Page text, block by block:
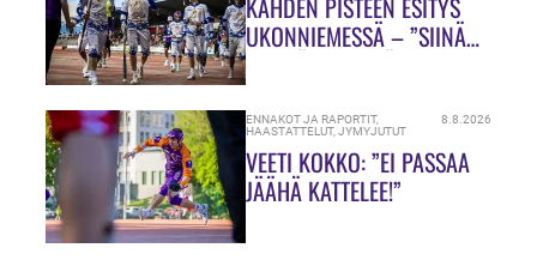
KAHDEN PISTEEN ESITYS
UKONNIEMESSÄ – ”SIINÄ
ENNAKOT JA RAPORTIT,
HAASTATTELUT,JYMYJUTUT
8.8.2026
VEETI KOKKO: ”EI PASSAA
JÄÄHÄ KATTELEE!”